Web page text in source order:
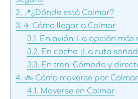
2. 📍¿Dónde está Colmar?
3. ✈️ Cómo llegar a Colmar
3.1.En avión: La opción más
3.2.En coche: ¡La ruta
3.3.En tren: Cómodo y
4. 🚲 Cómo moverse por
4.1.Moverse en Colmar